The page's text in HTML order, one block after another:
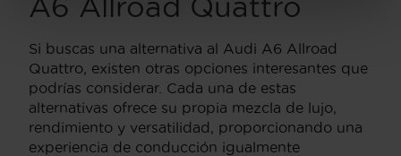
A6 Allroad Quattro
Si buscas una alternativa al Audi A6 Allroad
Quattro, existen otras opciones interesantes que
podrías considerar. Cada una de estas
alternativas ofrece su propia mezcla de lujo,
rendimiento y versatilidad, proporcionando una
experiencia de conducción igualmente